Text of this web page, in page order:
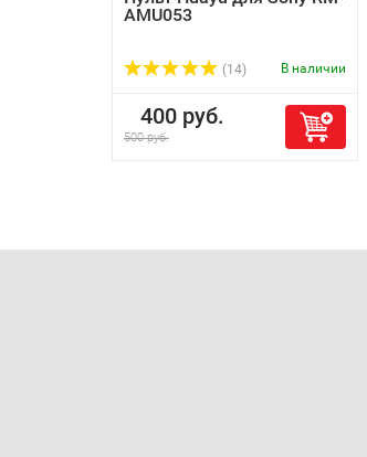
AMU053
(14) В наличии
400 руб.
500 руб.